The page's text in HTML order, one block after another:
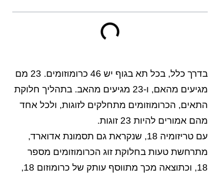
בדרך כלל, בכל תא בגוף יש 46 כרומוזומים. 23 מם
מגיעים מהאם, ו-23 מגיעים מהאב. בתהליך חלוקת
התאים, הכרומוזומים מתחלקים לזוגות, ולכל אחד
מהם אמורים להיות 23 זוגות.
עם טריזומיה 18, שנקראת גם תסמונת אדוארד,
מתרחשת טעות בחלוקת זוג הכרומוזומים מספר
18, וכתוצאה מכך מתווסף עותק של כרומוזום 18,